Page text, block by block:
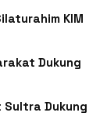
KIM
Dukung
Sultra Dukung